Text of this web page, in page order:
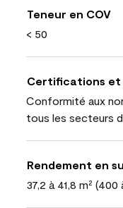
Teneur en COV
< 50
Certifications et
Conformité aux
tous les secteurs
Rendement en
37,2 à 41,8 m² (400